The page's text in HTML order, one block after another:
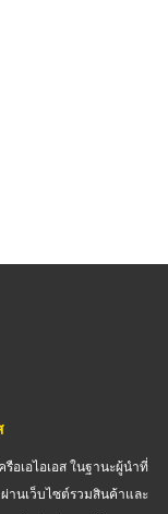
อเอไอเอส ในฐานะผู้นำที่
านเว็บไซต์รวมสินค้าและ